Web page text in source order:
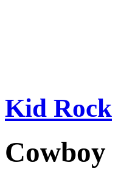
Kid Rock
Cowboy